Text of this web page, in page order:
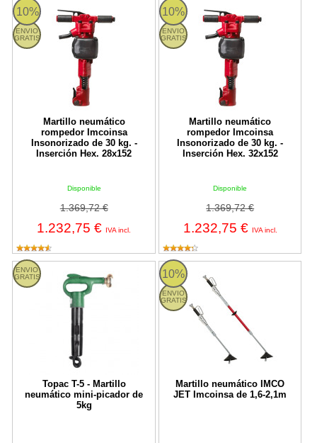
10%
ENVIO
GRATIS
Martillo neumático
rompedor Imcoinsa
Insonorizado de 30 kg. -
Inserción Hex. 28x152
Disponible
1.369,72 €
1.232,75 € IVA incl.
Martillo neumático rompedor Imcoinsa Insonorizado de 30 kg. -
10%
ENVIO
GRATIS
Martillo neumático
rompedor Imcoinsa
Insonorizado de 30 kg. -
Inserción Hex. 32x152
Disponible
1.369,72 €
1.232,75 € IVA incl.
Martillo neumático rompedor
ENVIO
GRATIS
Topac T-5 - Martillo
neumático mini-picador de
5kg
T-5 Topac 10%
ENVIO
GRATIS
Martillo neumático IMCO
JET Imcoinsa de 1,6-2,1m
Martillo neumático IMCO JET